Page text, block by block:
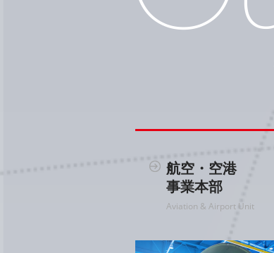
航空・空港
事業本部
Aviation & Airport Unit